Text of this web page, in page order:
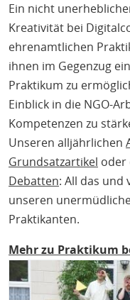
Ein nicht
Kreativität bei
ehrenamtlichen
ihnen im Gegenzug
Praktikum zu
Einblick in die NGO-
Kompetenzen zu
Unseren alljährlichen
Grundsatzartikel oder
Debatten: All das und
unseren
Praktikanten.
Mehr zu Praktikum
Bild